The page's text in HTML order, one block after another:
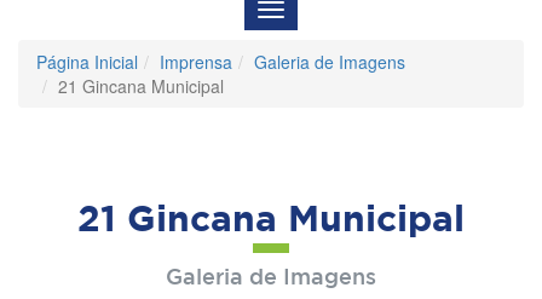
Menu
de
Navegação
Página Inicial Imprensa
Galeria de Imagens
21 Gincana Municipal
21 Gincana Municipal
Galeria de Imagens